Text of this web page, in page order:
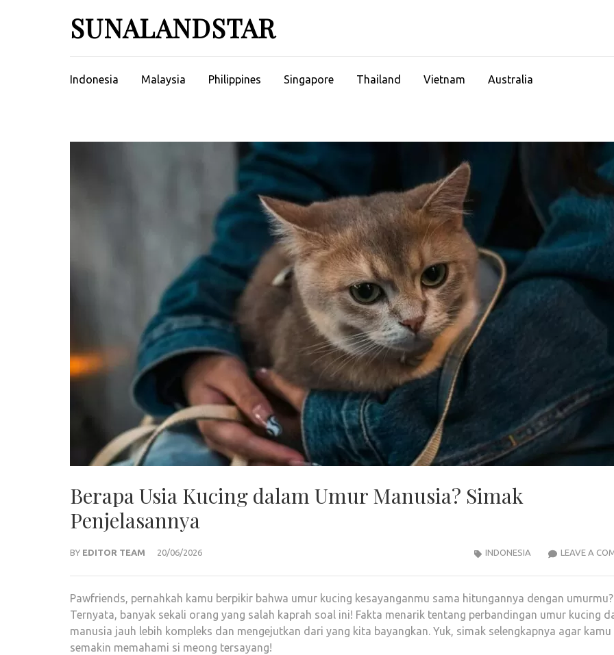
SUNALANDSTAR
Indonesia Malaysia Philippines Singapore Thailand Vietnam Australia
Berapa Usia Kucing dalam Umur Manusia? Simak
Penjelasannya
BY EDITOR TEAM 20/06/2026 LEAVE A
INDONESIA
Pawfriends, pernahkah kamu berpikir bahwa umur kucing kesayanganmu sama hitungannya dengan umurmu?
Ternyata, banyak sekali orang yang salah kaprah soal ini! Fakta menarik tentang perbandingan umur kucing
manusia jauh lebih kompleks dan mengejutkan dari yang kita bayangkan. Yuk, simak selengkapnya agar kamu
semakin memahami si meong tersayang!